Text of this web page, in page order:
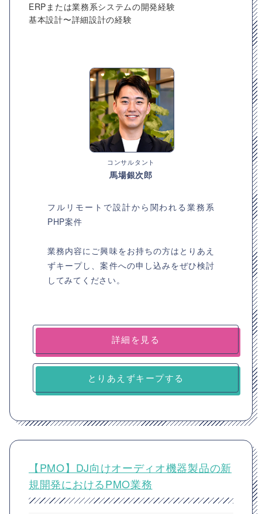
ERPまたは業務系システムの開発経験
基本設計〜詳細設計の経験
コンサルタント
馬場銀次郎
フルリモートで設計から関われる業務系
PHP案件
業務内容にご興味をお持ちの方はとりあえ
ずキープし、案件への申し込みをぜひ検討
してみてください。
詳細を見る
とりあえずキープする
【PMO】DJ向けオーディオ機器製品の新
規開発におけるPMO業務